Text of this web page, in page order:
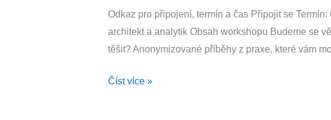
Odkaz pro připojení, termín a čas Připojit se
architekt a analytik Obsah workshopu Budeme se
těšit? Anonymizované příběhy z praxe, které vám
Číst více »